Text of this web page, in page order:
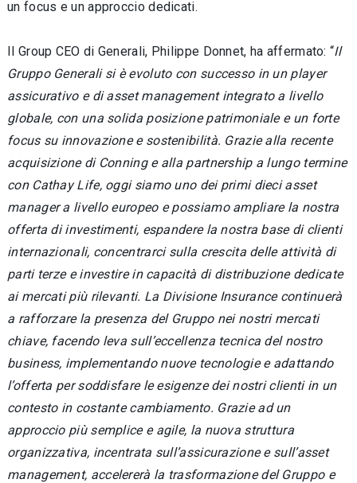
un focus e un approccio dedicati.
Il Group CEO di Generali, Philippe Donnet, ha affermato: “Il
Gruppo Generali si è evoluto con successo in un player
assicurativo e di asset management integrato a livello
globale, con una solida posizione patrimoniale e un forte
focus su innovazione e sostenibilità. Grazie alla recente
acquisizione di Conning e alla partnership a lungo termine
con Cathay Life, oggi siamo uno dei primi dieci asset
manager a livello europeo e possiamo ampliare la nostra
offerta di investimenti, espandere la nostra base di clienti
internazionali, concentrarci sulla crescita delle attività di
parti terze e investire in capacità di distribuzione dedicate
ai mercati più rilevanti. La Divisione Insurance continuerà
a rafforzare la presenza del Gruppo nei nostri mercati
chiave, facendo leva sull’eccellenza tecnica del nostro
business, implementando nuove tecnologie e adattando
l’offerta per soddisfare le esigenze dei nostri clienti in un
contesto in costante cambiamento. Grazie ad un
approccio più semplice e agile, la nuova struttura
organizzativa, incentrata sull’assicurazione e sull’asset
management, accelererà la trasformazione del Gruppo e